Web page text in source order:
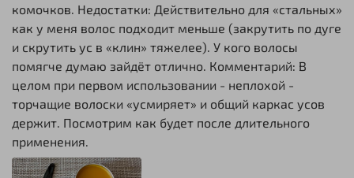
комочков. Недостатки: Действительно для «стальных»
как у меня волос подходит меньше (закрутить по дуге
и скрутить ус в «клин» тяжелее). У кого волосы
помягче думаю зайдёт отлично. Комментарий: В
целом при первом использовании - неплохой -
торчащие волоски «усмиряет» и общий каркас усов
держит. Посмотрим как будет после длительного
применения.